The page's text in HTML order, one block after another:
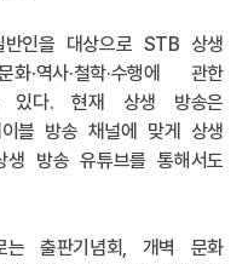
인을 대상으로 STB 상생
·역사·철학·수행에 관한
있다. 현재 상생 방송은
블 방송 채널에 맞게 상생
방송 유튜브를 통해서도
는 출판기념회, 개벽 문화